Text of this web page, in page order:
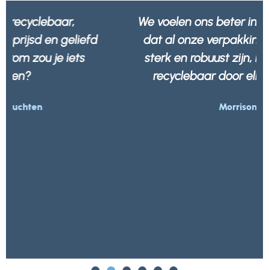
We voelen ons beter in de wetenschap
dat al onze verpakkingen niet alleen
sterk en robuust zijn, maar ook 100%
recyclebaar door elk afvalbedrijf.